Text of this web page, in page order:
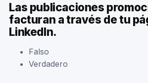
Las publicaciones
facturan a través de tu
LinkedIn.
Falso
Verdadero